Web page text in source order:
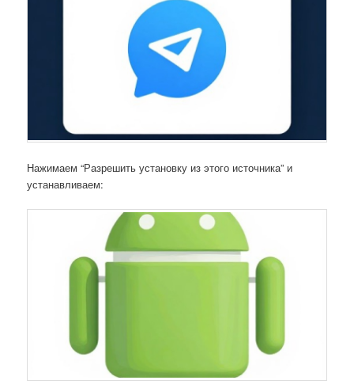
Нажимаем “Разрешить установку из этого источника” и
устанавливаем: